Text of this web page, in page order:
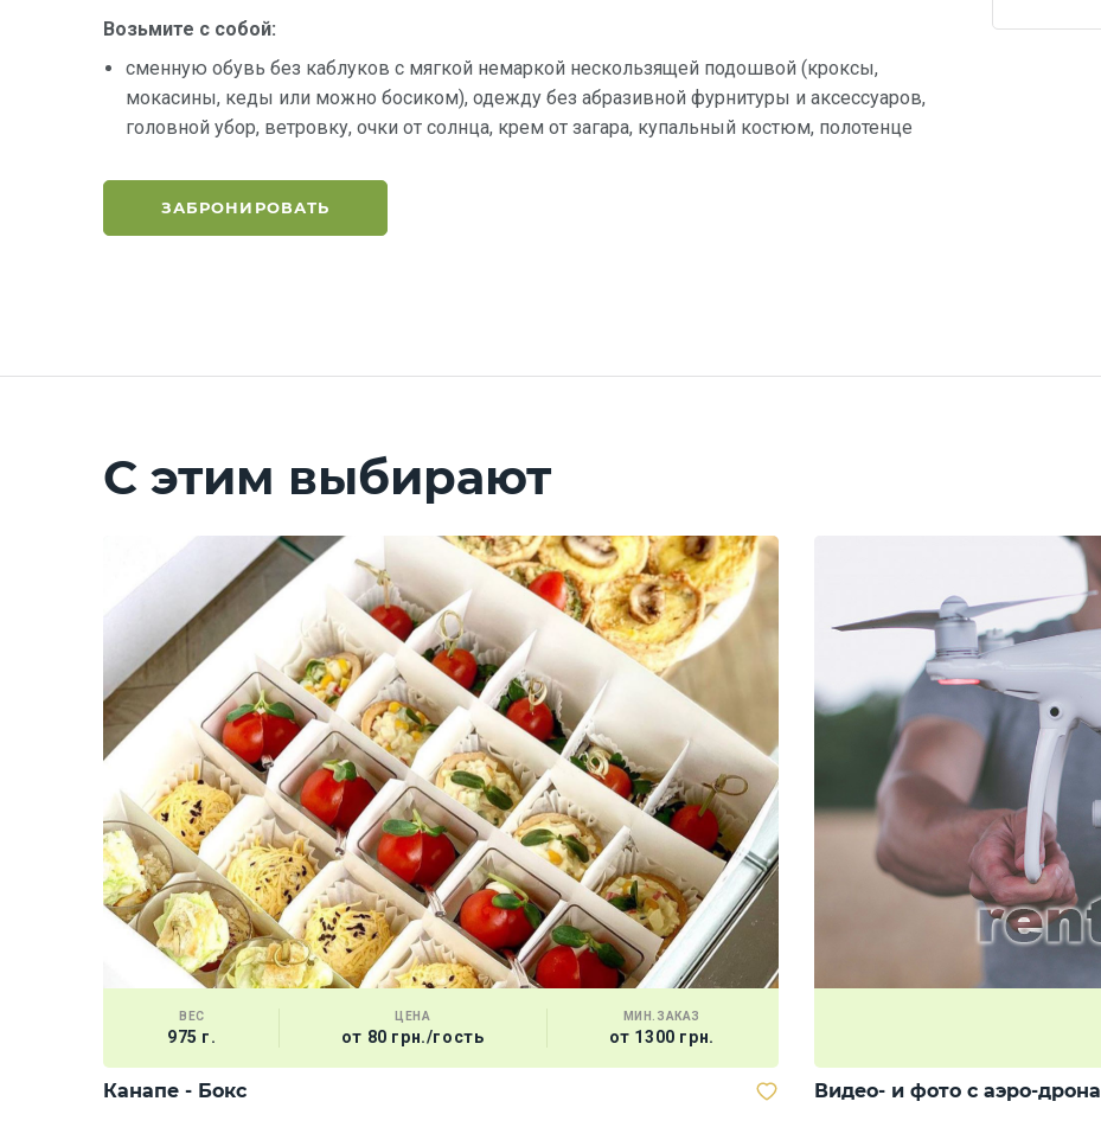
Возьмите с собой:
сменную обувь без каблуков с мягкой немаркой нескользящей подошвой (кроксы,
мокасины, кеды или можно босиком), одежду без абразивной фурнитуры и аксессуаров,
головной убор, ветровку, очки от солнца, крем от загара, купальный костюм, полотенце
ЗАБРОНИРОВАТЬ
С этим выбирают
ВЕС
975 г.
ЦЕНА
от 80 грн./гость
МИН.ЗАКАЗ
от 1300 грн.
Канапе - Бокс Видео- и фото с аэро-дрона